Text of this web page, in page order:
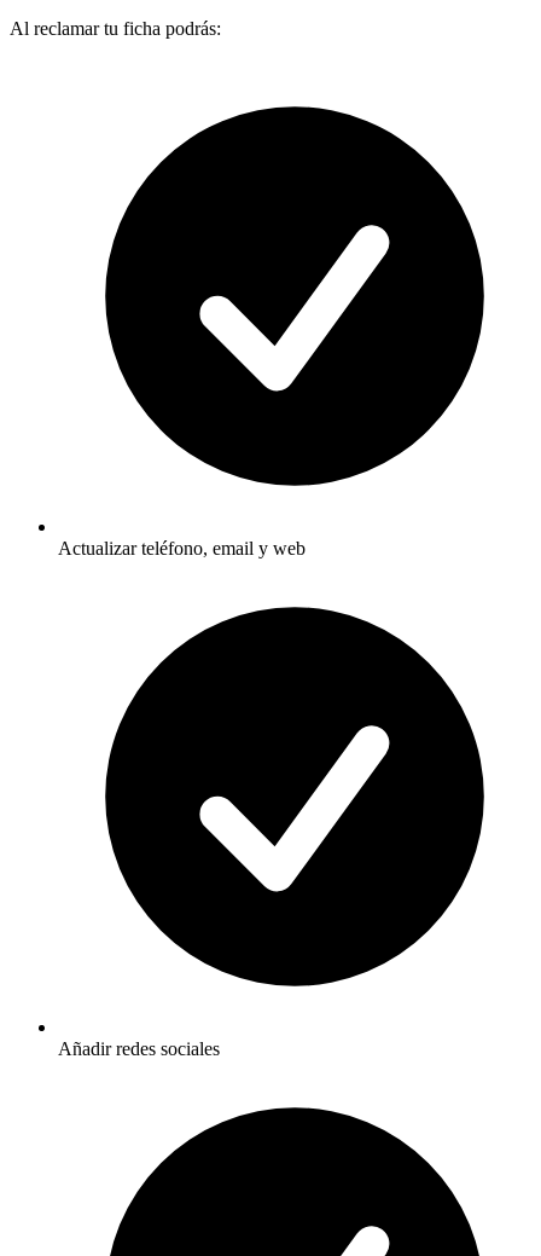
Al reclamar tu ficha podrás:
Actualizar teléfono, email y web
Añadir redes sociales